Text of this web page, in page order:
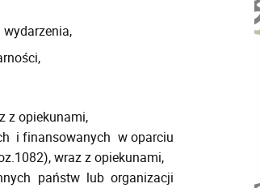
z opiekunami,
i finansowanych w oparciu
wraz z opiekunami,
państw lub organizacji